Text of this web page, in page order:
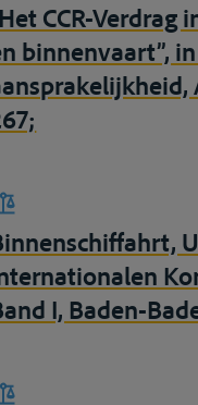
CCR-
binnenvaart”,
I, Baden-